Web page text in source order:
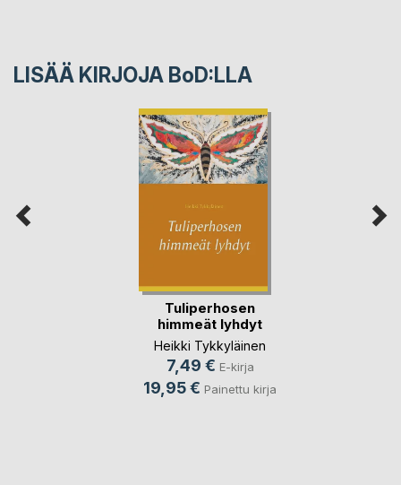
LISÄÄ KIRJOJA BoD:LLA
Tuliperhosen
himmeät lyhdyt
Heikki Tykkyläinen
7,49 € E-kirja
19,95 € Painettu kirja